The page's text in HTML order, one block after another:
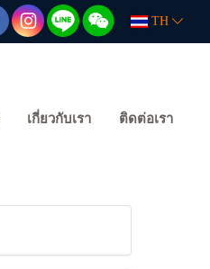
TH
เกี่ยวกับเรา ติดต่อเรา